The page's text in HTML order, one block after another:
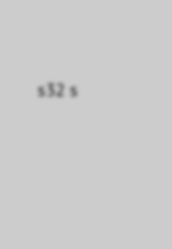
s32 s